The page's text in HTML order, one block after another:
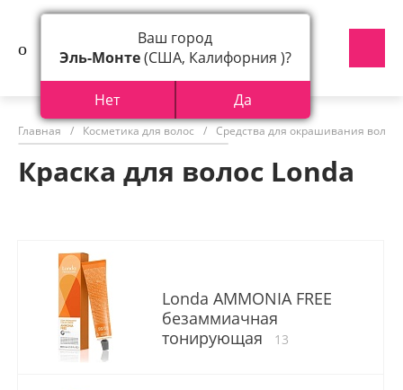
Главная / Косметика для волос / Средства для окрашивания волос
Краска для волос Londa
Londa AMMONIA FREE
безаммиачная
тонирующая
13
Ваш город
Эль-Монте(США, Калифорния )?
Нет Да